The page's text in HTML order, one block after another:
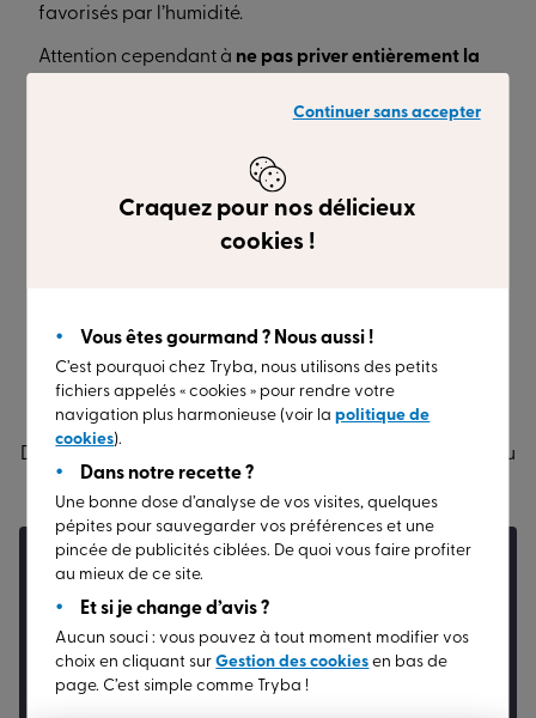
favorisés par l’humidité.
Attention cependant à ne pas priver entièrement la
Un air trop sec nuit tout autant à la santé que
de tête…L'Ademe recommande de maintenir un taux
d’humidité compris entre 40 et 60% et une
température entre 18 et 22 °C.
Sur lamême thématique
Des décryptages et astuces pratiques pour donner vie au
projet d’habitat qui vous ressemble.
Votre projet
Lancer votre projet
Simple, rapide et sans engagement :
obtenez untarif sur mesure, adapté à votre
projet unique.
Continuer sans accepter
Craquez pour nos délicieux
cookies !
Vous êtes gourmand ? Nous aussi !
C’est pourquoi chez Tryba, nous utilisons des petits
fichiers appelés « cookies » pour rendre votre
navigation plus harmonieuse (voir lapolitique de
cookies).
Dans notre recette ?
Une bonne dose d’analyse de vos visites, quelques
pépites pour sauvegarder vos préférences et une
pincée de publicités ciblées. De quoi vous faire profiter
au mieux de ce site.
Et si je change d’avis ?
Aucun souci : vous pouvez à tout moment modifier vos
choix en cliquant surGestion des cookies en bas de
page. C’est simple comme Tryba !